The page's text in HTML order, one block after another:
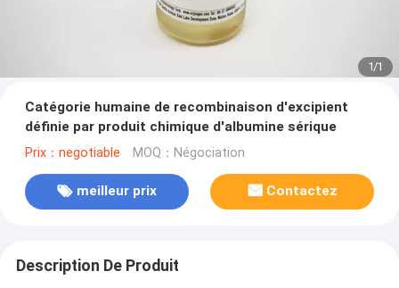
1/1
Catégorie humaine de recombinaison d'excipient
définie par produit chimique d'albumine sérique
Prix：negotiable MOQ：Négociation
meilleur prix Contactez
Description De Produit